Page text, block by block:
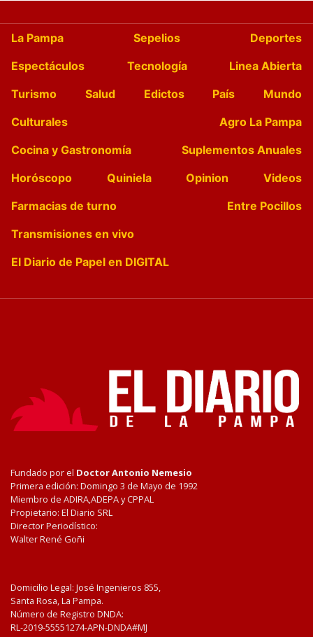
La Pampa Sepelios
Deportes
Espectáculos
Tecnología
Linea Abierta
Turismo
Salud Edictos País
Mundo
Culturales
Agro La Pampa
Cocina y Gastronomía
Suplementos Anuales
Horóscopo
Quiniela Opinion
Videos
Farmacias de turno
Entre Pocillos
Transmisiones en vivo
El Diario de Papel en DIGITAL
Fundado por el Doctor Antonio Nemesio
Primera edición: Domingo 3 de Mayo de 1992
Miembro de ADIRA,ADEPA y CPPAL
Propietario: El Diario SRL
Director Periodístico:
Walter René Goñi
Domicilio Legal: José Ingenieros 855,
Santa Rosa, La Pampa.
Número de Registro DNDA:
RL-2019-55551274-APN-DNDA#MJ